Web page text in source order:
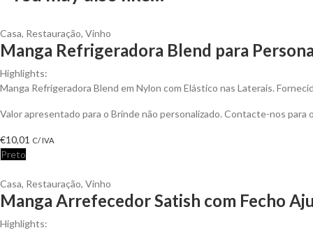
Casa, Restauração, Vinho
Manga Refrigeradora Blend para
Highlights:
Manga Refrigeradora Blend em Nylon com Elástico nas Laterais.
Valor apresentado para o Brinde não personalizado. Contacte-nos
€10,01 C/ IVA
Preto
Casa, Restauração, Vinho
Manga Arrefecedor Satish com Fecho
Highlights: